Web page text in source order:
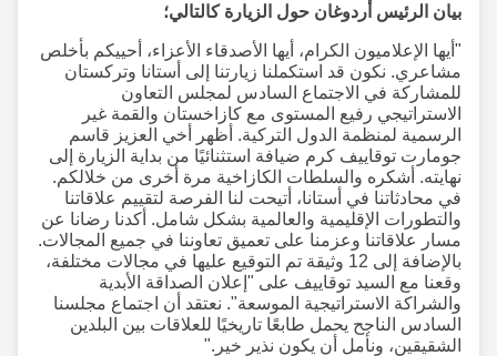
بيان الرئيس أردوغان حول الزيارة كالتالي؛
"أيها الإعلاميون الكرام، أيها الأصدقاء الأعزاء، أحييكم بأخلص
مشاعري. نكون قد استكملنا زيارتنا إلى أستانا وتركستان
للمشاركة في الاجتماع السادس لمجلس التعاون
الاستراتيجي رفيع المستوى مع كازاخستان والقمة غير
الرسمية لمنظمة الدول التركية. أظهر أخي العزيز قاسم
جومارت توقاييف كرم ضيافة استثنائيًا من بداية الزيارة إلى
نهايته. أشكره والسلطات الكازاخية مرة أخرى من خلالكم.
في محادثاتنا في أستانا، أتيحت لنا الفرصة لتقييم علاقاتنا
والتطورات الإقليمية والعالمية بشكل شامل. أكدنا رضانا عن
مسار علاقاتنا وعزمنا على تعميق تعاوننا في جميع المجالات.
بالإضافة إلى 12 وثيقة تم التوقيع عليها في مجالات مختلفة،
وقعنا مع السيد توقاييف على "إعلان الصداقة الأبدية
والشراكة الاستراتيجية الموسعة". نعتقد أن اجتماع مجلسنا
السادس الناجح يحمل طابعًا تاريخيًا للعلاقات بين البلدين
الشقيقين، ونأمل أن يكون نذير خير."